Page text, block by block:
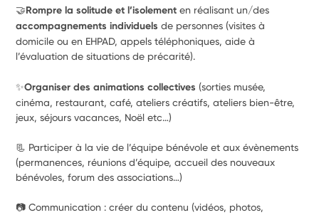
🤝Rompre la solitude et l’isolement
accompagnements individuels de personnes (visites à
domicile ou en EHPAD, appels téléphoniques, aide à
l’évaluation de situations de précarité).
✨Organiser des animations collectives (sorties musée,
cinéma, restaurant, café, ateliers créatifs, ateliers bien-être,
jeux, séjours vacances, Noël etc…)
📃 Participer à la vie de l’équipe bénévole et aux évènements
(permanences, réunions d’équipe, accueil des nouveaux
bénévoles, forum des associations…)
📷 Communication : créer du contenu (vidéos, photos,